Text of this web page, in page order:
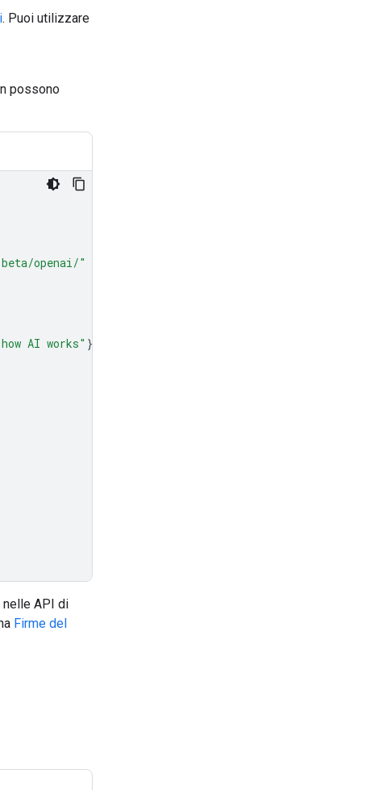
. Puoi utilizzare
possono
openai/"
AI works" }],
nelle API di
Firme del